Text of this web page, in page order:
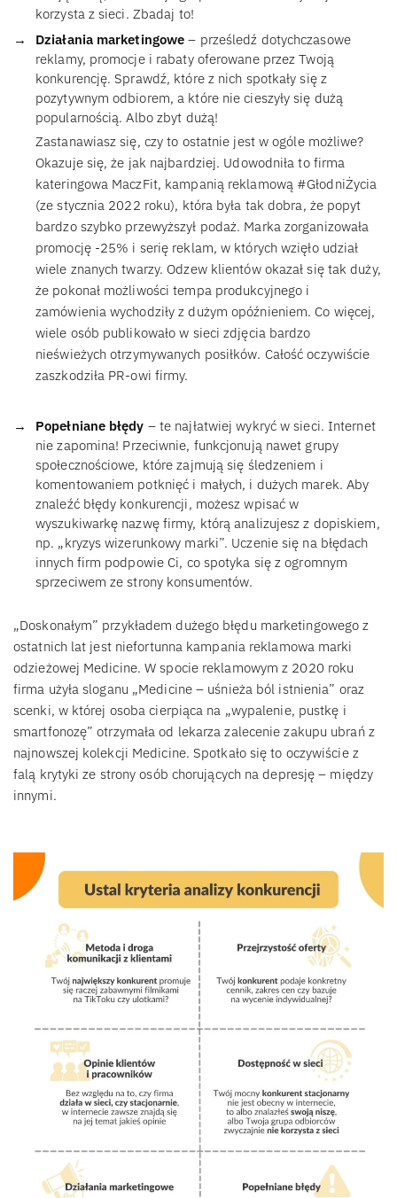
korzysta z sieci. Zbadaj to!
Działania marketingowe – prześledź dotychczasowe
reklamy, promocje i rabaty oferowane przez Twoją
konkurencję. Sprawdź, które z nich spotkały się z
pozytywnym odbiorem, a które nie cieszyły się dużą
popularnością. Albo zbyt dużą!
Zastanawiasz się, czy to ostatnie jest w ogóle możliwe?
Okazuje się, że jak najbardziej. Udowodniła to firma
kateringowa MaczFit, kampanią reklamową #GłodniŻycia
(ze stycznia 2022 roku), która była tak dobra, że popyt
bardzo szybko przewyższył podaż. Marka zorganizowała
promocję -25% i serię reklam, w których wzięło udział
wiele znanych twarzy. Odzew klientów okazał się tak duży,
że pokonał możliwości tempa produkcyjnego i
zamówienia wychodziły z dużym opóźnieniem. Co więcej,
wiele osób publikowało w sieci zdjęcia bardzo
nieświeżych otrzymywanych posiłków. Całość oczywiście
zaszkodziła PR-owi firmy.
Popełniane błędy – te najłatwiej wykryć w sieci. Internet
nie zapomina! Przeciwnie, funkcjonują nawet grupy
społecznościowe, które zajmują się śledzeniem i
komentowaniem potknięć i małych, i dużych marek. Aby
znaleźć błędy konkurencji, możesz wpisać w
wyszukiwarkę nazwę firmy, którą analizujesz z dopiskiem,
np. „kryzys wizerunkowy marki”. Uczenie się na błędach
innych firm podpowie Ci, co spotyka się z ogromnym
sprzeciwem ze strony konsumentów.
„Doskonałym” przykładem dużego błędu marketingowego z
ostatnich lat jest niefortunna kampania reklamowa marki
odzieżowej Medicine. W spocie reklamowym z 2020 roku
firma użyła sloganu „Medicine – uśnieża ból istnienia” oraz
scenki, w której osoba cierpiąca na „wypalenie, pustkę i
smartfonozę” otrzymała od lekarza zalecenie zakupu ubrań z
najnowszej kolekcji Medicine. Spotkało się to oczywiście z
falą krytyki ze strony osób chorujących na depresję – między
innymi.